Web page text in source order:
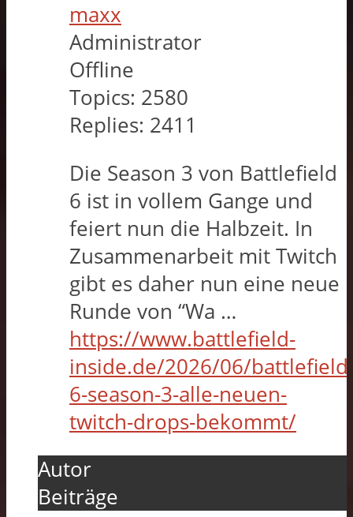
maxx
Administrator
Offline
Topics: 2580
Replies: 2411
Die Season 3 von Battlefield
6 ist in vollem Gange und
feiert nun die Halbzeit. In
Zusammenarbeit mit Twitch
gibt es daher nun eine neue
Runde von “Wa …
https://www.battlefield-
inside.de/2026/06/
6-season-3-alle-neuen-
twitch-drops-bekommt/
Autor
Beiträge